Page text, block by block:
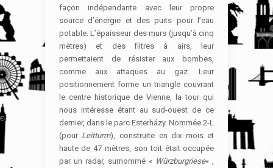
façon indépendante avec leur propre
source d’énergie et des puits pour l’eau
potable. L’épaisseur des murs (jusqu’à cinq
mètres) et des filtres à airs, leur
permettaient de résister aux bombes,
comme aux attaques au gaz. Leur
positionnement forme un triangle couvrant
le centre historique de Vienne, la tour qui
nous intéresse étant au sud-ouest de ce
dernier, dans le parc Esterházy. Nommée 2-L
(pour Leitturm), construite en dix mois et
haute de 47 mètres, son toit était occupée
par un radar, surnommé « Würzburgriese« ,